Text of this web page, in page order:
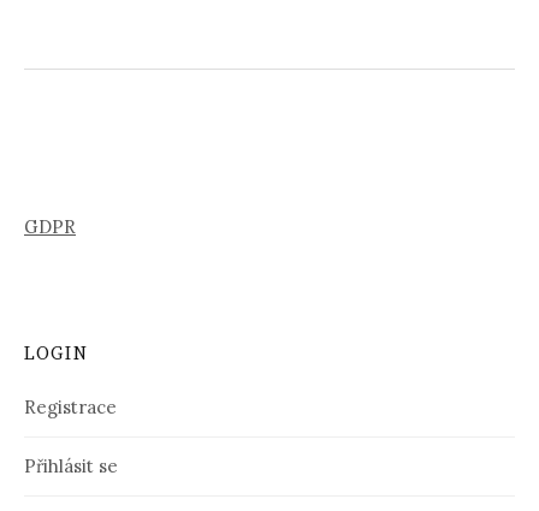
GDPR
LOGIN
Registrace
Přihlásit se